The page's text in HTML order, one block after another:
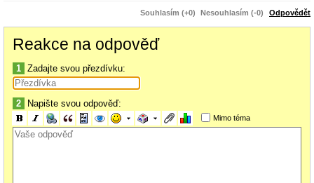
Souhlasím (+0) Nesouhlasím (-0) Odpovědět
Reakce na odpověď
1 Zadajte svou přezdívku:
2 Napište svou odpověď:
Mimo téma